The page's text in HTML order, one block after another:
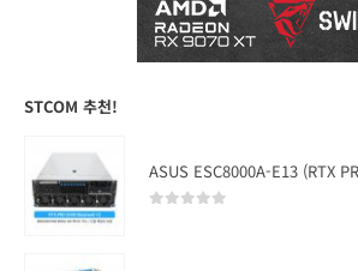
STCOM 추천!
ASUS ESC8000A-E13 (RTX